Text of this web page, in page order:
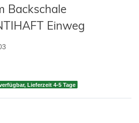
Backschale
Einweg
Lieferzeit 4-5 Tage